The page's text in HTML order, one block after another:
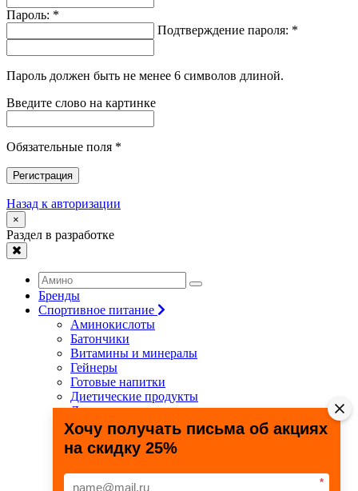
Пароль: *
Подтверждение пароля: *
Пароль должен быть не менее 6 символов длиной.
Введите слово на картинке
Обязательные поля *
Регистрация
Назад к авторизации
×
Раздел в разработке
Бренды
Спортивное питание
Аминокислоты
Батончики
Витамины и минералы
Гейнеры
Готовые напитки
Диетические продукты
Для связок и суставов
Жиросжигатели
Здоровье и долголетие
Креатин
Специальные препараты
Хочу получать письма об акциях
на скидку 25%
*